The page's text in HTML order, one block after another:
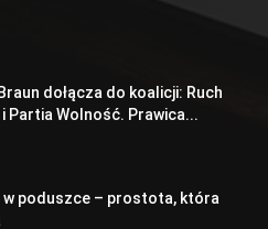
dołącza do koalicji: Ruch
Partia Wolność. Prawica...
w poduszce – prostota, która